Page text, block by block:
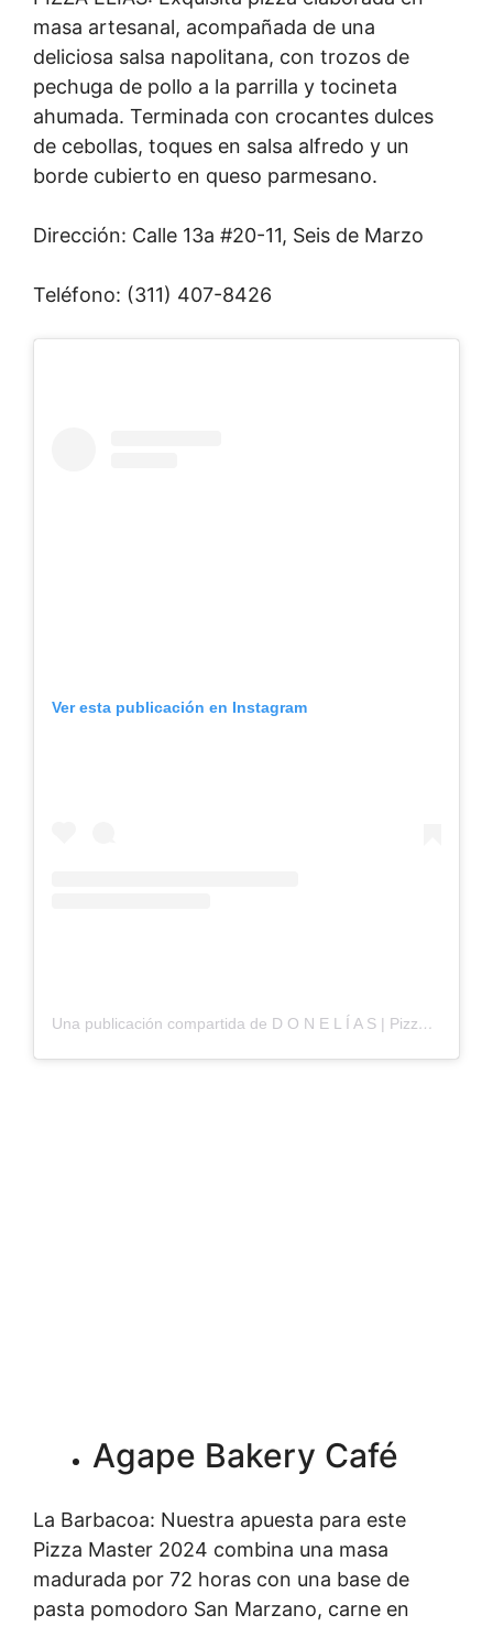
masa artesanal, acompañada de una
deliciosa salsa napolitana, con trozos de
pechuga de pollo a la parrilla y tocineta
ahumada. Terminada con crocantes dulces
de cebollas, toques en salsa alfredo y un
borde cubierto en queso parmesano.
Dirección: Calle 13a #20-11, Seis de Marzo
Teléfono: (311) 407-8426
Ver esta publicación en Instagram
Una publicación compartida de D O N E L Í A S | Pizza Gourmet (@doneliaspizza)
Agape Bakery Café
La Barbacoa: Nuestra apuesta para este
Pizza Master 2024 combina una masa
madurada por 72 horas con una base de
pasta pomodoro San Marzano, carne en